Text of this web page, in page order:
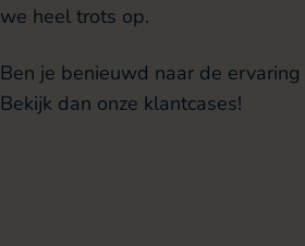
we heel trots op.
Ben je benieuwd naar de
Bekijk dan onze klantcases!